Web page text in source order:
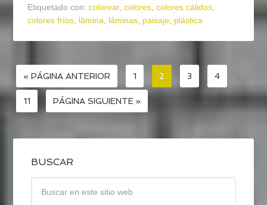
Etiquetado con:colorear,colores,colores cálidos,
colores fríos, lámina, láminas, paisaje, plástica
« PÁGINA ANTERIOR 1 2 3 4 …
11 PÁGINA SIGUIENTE »
BUSCAR